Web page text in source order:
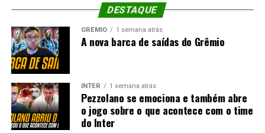
DESTAQUE
GRÊMIO 1 semana atrás
A nova barca de saídas do Grêmio
INTER 1 semana atrás
Pezzolano se emociona e também abre
o jogo sobre o que acontece com o time
do Inter